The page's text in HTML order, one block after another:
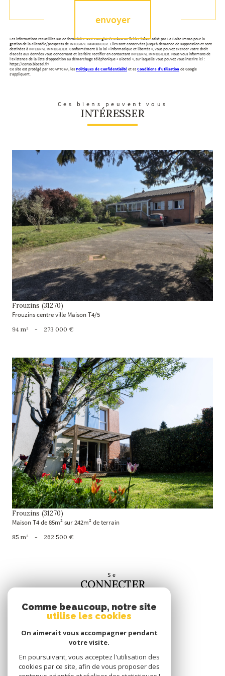
envoyer
Les informations recueillies sur ce formulaire sont enregistrées dans un fichier informatisé par La Boite Immo pour la
gestion de la clientèle/prospects de INTEGRAL IMMOBILIER. Elles sont conservées jusqu'à demande de suppression et sont
destinées à INTEGRAL IMMOBILIER. Conformément à la loi « informatique et libertés », vous pouvez exercer votre droit
d'accès aux données vous concernant et les faire rectifier en contactant INTEGRAL IMMOBILIER. Nous vous informons de
l'existence de la liste d'opposition au démarchage téléphonique « Bloctel », sur laquelle vous pouvez vous inscrire ici :
https://conso.bloctel.fr/
Ce site est protégé par reCAPTCHA, les Politiques de Confidentialité et es Conditions d'utilisation de Google
s'appliquent.
Ces biens peuvent vous
INTÉRESSER
voir le bien
Frouzins (31270)
Frouzins centre ville Maison T4/5
94 m² - 273 000 €
voir le bien
Frouzins (31270)
Maison T4 de 85m² sur 242m² de terrain
85 m² - 262 500 €
Se
CONNECTER
espace propriétaire
SUIVRE
Comme beaucoup, notre site
utilise les cookies
On aimerait vous accompagner pendant
votre visite.
En poursuivant, vous acceptez l'utilisation des
cookies par ce site, afin de vous proposer des